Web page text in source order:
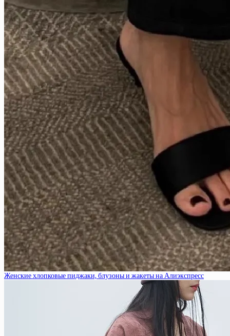
Женские хлопковые пиджаки, блузоны и жакеты на Алиэкспресс